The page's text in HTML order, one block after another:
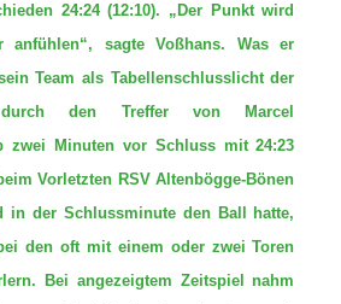
24:24 (12:10). „Der Punkt wird
anfühlen“, sagte Voßhans. Was er
Team als Tabellenschlusslicht der
durch den Treffer von Marcel
zwei Minuten vor Schluss mit 24:23
Vorletzten RSV Altenbögge-Bönen
in der Schlussminute den Ball hatte,
den oft mit einem oder zwei Toren
Bei angezeigtem Zeitspiel nahm